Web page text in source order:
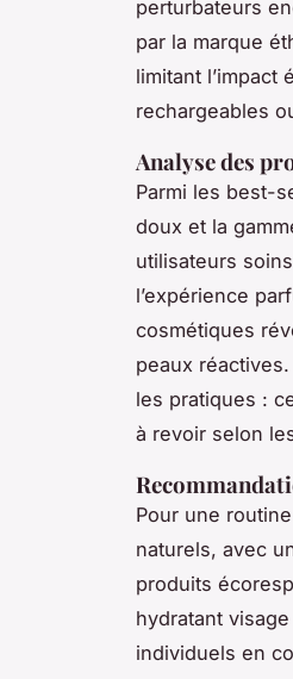
perturbateurs
par la marque
limitant l’impact
rechargeables
Analyse des
Parmi les best-
doux et la
utilisateurs
l’expérience
cosmétiques
peaux
les pratiques :
à revoir selon
Pour une
naturels, avec
produits
hydratant
individuels en